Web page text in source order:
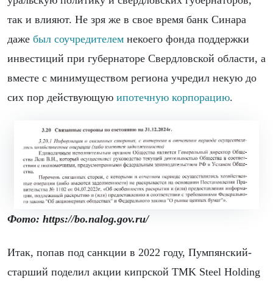
так и влияют. Не зря же в свое время банк Синара
даже был соучредителем некоего фонда поддержки
инвестиций при губернаторе Свердловской области, а
вместе с минимуществом региона учредил некую до
сих пор действующую ипотечную корпорацию.
Фото: https://bo.nalog.gov.ru/
Итак, попав под санкции в 2022 году, Пумпянский-
старший поделил акции кипрской TMK Steel Holding